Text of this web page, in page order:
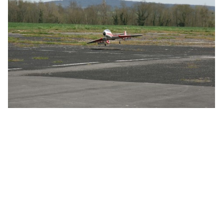
Calendrier
Liens
Météo